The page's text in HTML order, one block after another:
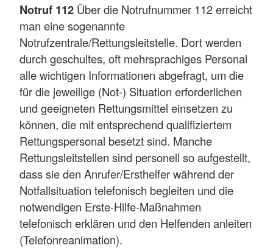
Notruf 112 Über die Notrufnummer 112 erreicht
man eine sogenannte
Notrufzentrale/Rettungsleitstelle. Dort werden
durch geschultes, oft mehrsprachiges Personal
alle wichtigen Informationen abgefragt, um die
für die jeweilige (Not-) Situation erforderlichen
und geeigneten Rettungsmittel einsetzen zu
können, die mit entsprechend qualifiziertem
Rettungspersonal besetzt sind. Manche
Rettungsleitstellen sind personell so aufgestellt,
dass sie den Anrufer/Ersthelfer während der
Notfallsituation telefonisch begleiten und die
notwendigen Erste-Hilfe-Maßnahmen
telefonisch erklären und den Helfenden anleiten
(Telefonreanimation).